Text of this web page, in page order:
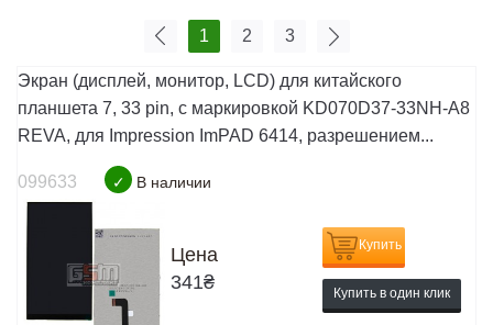
1 2 3
Экран (дисплей, монитор, LCD) для китайского
планшета 7, 33 pin, с маркировкой KD070D37-33NH-A8
REVA, для Impression ImPAD 6414, разрешением...
099633 ✓ В наличии
Цена
341₴
Купить
Купить в один клик